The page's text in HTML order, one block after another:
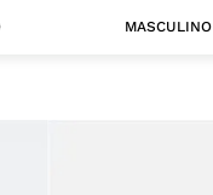
MASCULINO